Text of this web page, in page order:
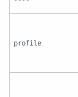
profile